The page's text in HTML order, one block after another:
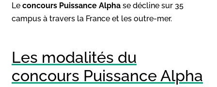
Le concours Puissance Alpha se décline sur 35
campus à travers la France et les outre-mer.
Les modalités du
concours Puissance Alpha